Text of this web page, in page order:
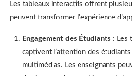
Les tableaux interactifs offrent
peuvent transformer l’expérience
Engagement des Étudiants : Les
captivent l’attention des étudiants
multimédias. Les enseignants